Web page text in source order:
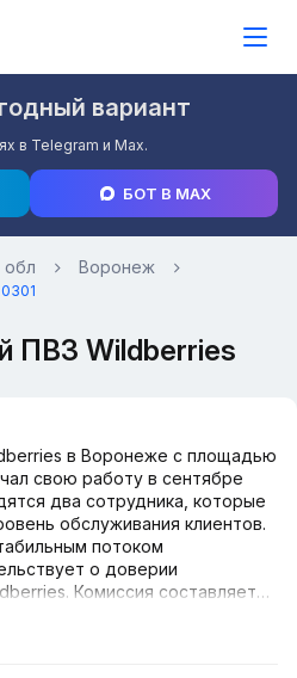
вариант
в Telegram и Max.
БОТ В MAX
обл
Воронеж
ПВЗ Wildberries
в Воронеже с площадью
свою работу в сентябре
два сотрудника, которые
обслуживания клиентов.
потоком
о доверии
Комиссия составляет
Пункт удобен для